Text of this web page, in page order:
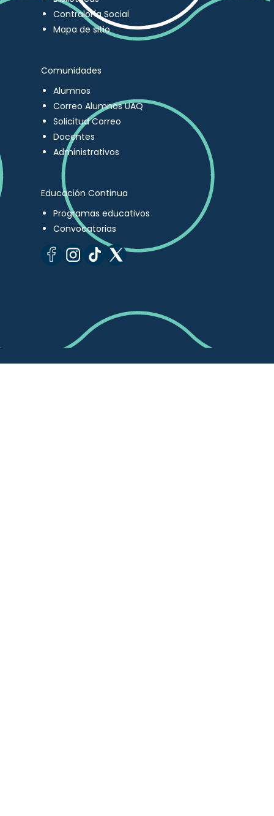
Contraloría Social
Mapa de sitio
Comunidades
Alumnos
Correo Alumnos UAQ
Solicitud Correo
Docentes
Administrativos
Educación Continua
Programas educativos
Convocatorias